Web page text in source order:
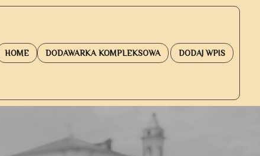
HOME DODAWARKA KOMPLEKSOWA DODAJ WPIS